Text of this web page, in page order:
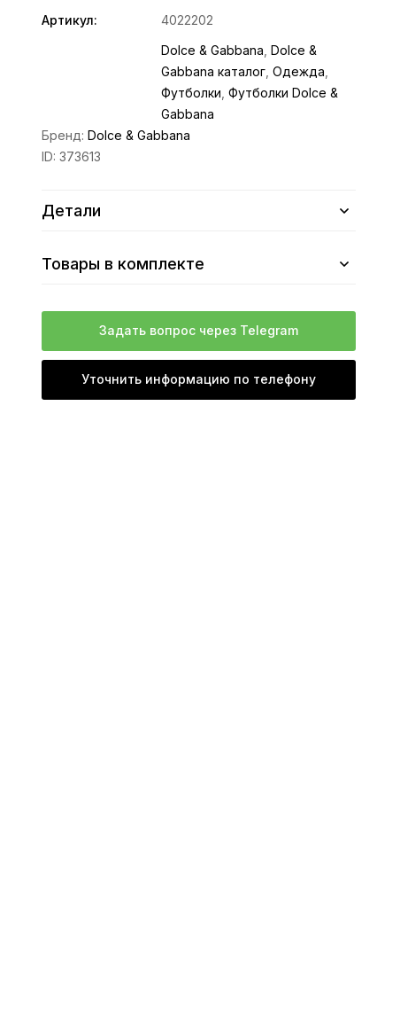
Артикул:
4022202
Dolce & Gabbana ,Dolce &
Gabbana каталог ,Одежда
Футболки ,Футболки Dolce &
Gabbana
Бренд:Dolce & Gabbana
ID:373613
Детали
Товары в комплекте
Задать вопрос через Telegram
Уточнить информацию по телефону